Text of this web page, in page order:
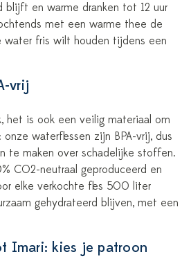
blijft en warme dranken tot 12 uur
met een warme thee de
fris wilt houden tijdens een
vrij
het is ook een veilig materiaal om
waterflessen zijn BPA-vrij, dus
te maken over schadelijke stoffen.
CO2-neutraal geproduceerd en
elke verkochte fles 500 liter
gehydrateerd blijven, met een
Imari: kies je patroon